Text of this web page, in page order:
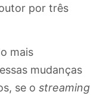
por três
mais
mudanças
se o streaming